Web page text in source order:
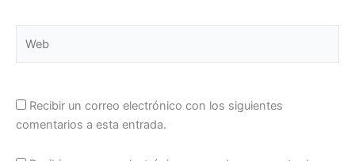
Recibir un correo electrónico con los siguientes
comentarios a esta entrada.